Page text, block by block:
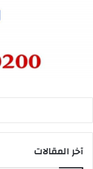
آخر المقالات